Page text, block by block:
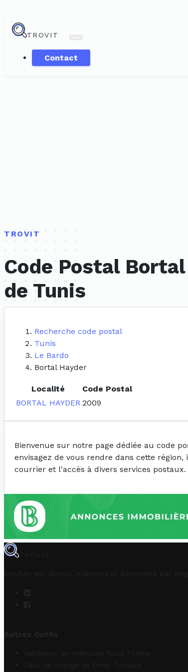
TROVIT
Contact
TROVIT
Code Postal
de Tunis
Recherche code postal
Tunis
Le Bardo
Bortal Hayder
Localité
Code Postal
BORTAL HAYDER 2009
Bienvenue sur notre page dédiée au code
envisagez de vous rendre dans cette
courrier et l'accès à divers services postaux.
TROVIT
trovit.tn est détenu, maintenu et administré par
Autres Outils
Validateur de matricule fiscal Tunisie
Taux de change de Dinar Tunisien